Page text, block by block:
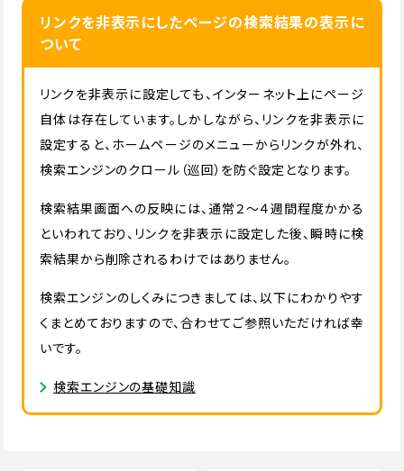
リンクを非表示にしたページの検索結果の表示に
ついて
リンクを非表示に設定しても、インターネット上にページ
自体は存在しています。しかしながら、リンクを非表示に
設定すると、ホームページのメニューからリンクが外れ、
検索エンジンのクロール（巡回）を防ぐ設定となります。
検索結果画面への反映には、通常２〜４週間程度かかる
といわれており、リンクを非表示に設定した後、瞬時に検
索結果から削除されるわけではありません。
検索エンジンのしくみにつきましては、以下にわかりやす
くまとめておりますので、合わせてご参照いただければ幸
いです。
検索エンジンの基礎知識